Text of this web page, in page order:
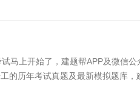
马上开始了，建题帮APP及微信公
的历年考试真题及最新模拟题库，